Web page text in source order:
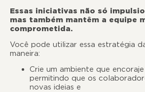
Essas iniciativas não só
mas também mantêm a equipe
comprometida.
Você pode utilizar essa estratégia
Crie um ambiente que
permitindo que os
novas ideias e